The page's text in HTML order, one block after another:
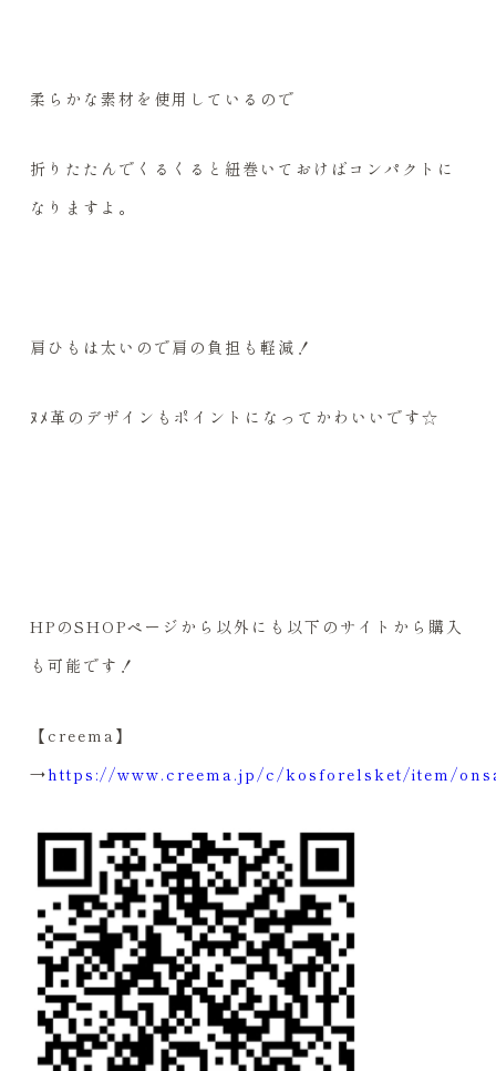
柔らかな素材を使用しているので
折りたたんでくるくると紐巻いておけばコンパクトに
なりますよ。
肩ひもは太いので肩の負担も軽減！
ﾇﾒ革のデザインもポイントになってかわいいです☆
HPのSHOPページから以外にも以下のサイトから購入
も可能です！
【creema】
→https://www.creema.jp/c/kosforelsket/item/